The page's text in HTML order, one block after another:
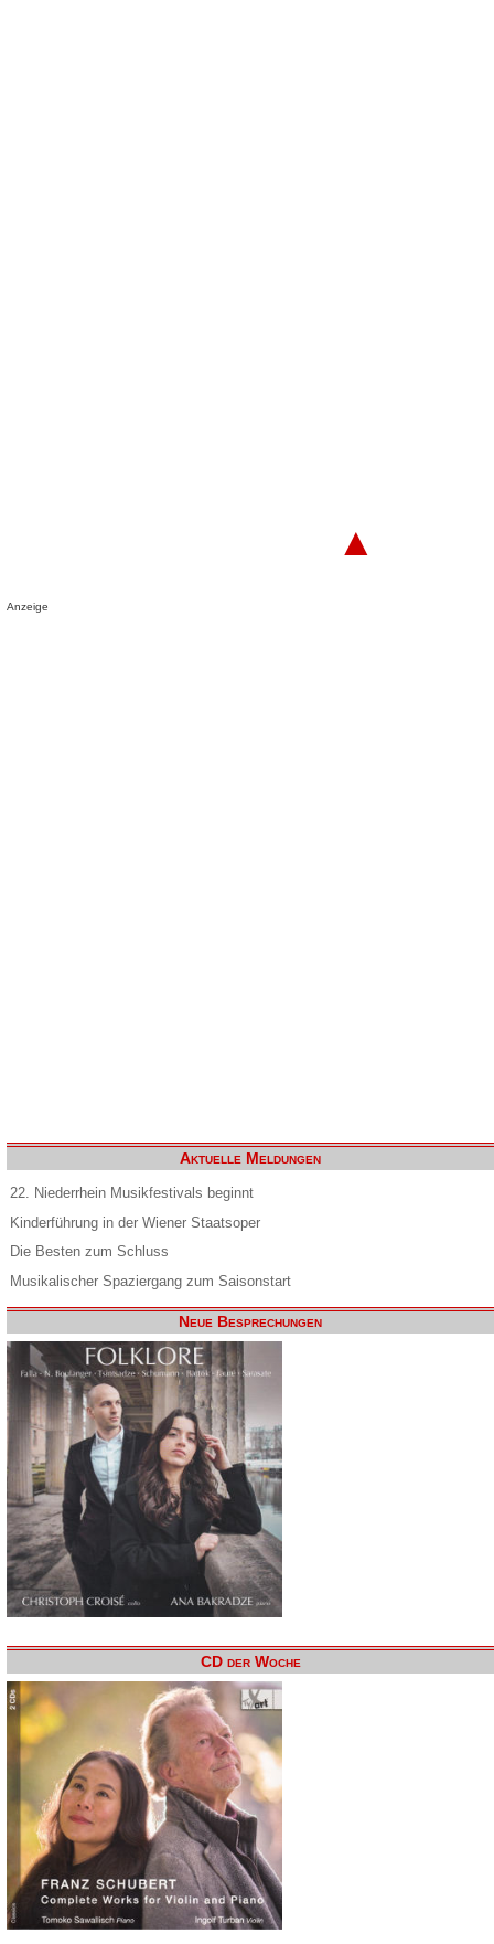
▲
Anzeige
Aktuelle Meldungen
22. Niederrhein Musikfestivals beginnt
Kinderführung in der Wiener Staatsoper
Die Besten zum Schluss
Musikalischer Spaziergang zum Saisonstart
Neue Besprechungen
CD der Woche